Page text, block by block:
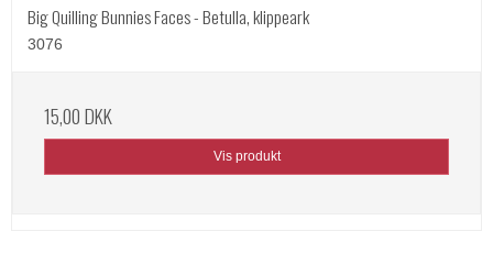
Big Quilling Bunnies Faces - Betulla, klippeark
3076
15,00 DKK
Vis produkt